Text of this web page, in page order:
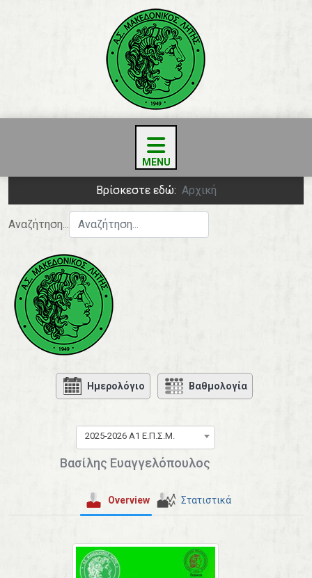
Βρίσκεστε εδώ: Αρχική
Αναζήτηση...
Ημερολόγιο Βαθμολογία
2025-2026 Α1 Ε.Π.Σ.Μ.
Βασίλης Ευαγγελόπουλος
Overview Στατιστικά